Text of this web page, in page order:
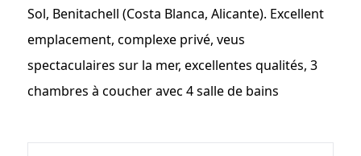
Sol, Benitachell (Costa Blanca, Alicante). Excellent
emplacement, complexe privé, veus
spectaculaires sur la mer, excellentes qualités, 3
chambres à coucher avec 4 salle de bains